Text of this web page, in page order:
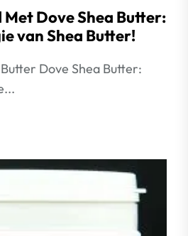
Met Dove Shea Butter:
van Shea Butter!
Dove Shea Butter: